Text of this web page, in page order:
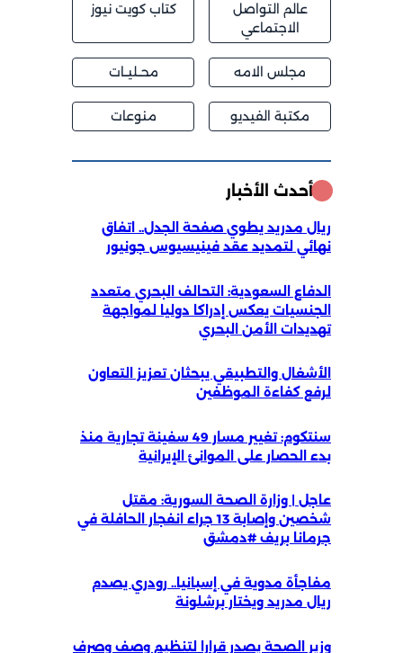
عالم التواصل
الاجتماعي
كتاب كويت نيوز
مجلس الامه محــليــات
مكتبة الفيديو منوعات
أحدث الأخبار
ريال مدريد يطوي صفحة الجدل.. اتفاق
نهائي لتمديد عقد فينيسيوس جونيور
الدفاع السعودية: التحالف البحري متعدد
الجنسيات يعكس إدراكا دوليا لمواجهة
تهديدات الأمن البحري
الأشغال والتطبيقي يبحثان تعزيز التعاون
لرفع كفاءة الموظفين
سنتكوم: تغيير مسار 49 سفينة تجارية منذ
بدء الحصار على الموانئ الإيرانية
عاجل | وزارة الصحة السورية: مقتل
شخصين وإصابة 13 جراء انفجار الحافلة في
جرمانا بريف #دمشق
مفاجأة مدوية في إسبانيا.. رودري يصدم
ريال مدريد ويختار برشلونة
وزير الصحة يصدر قرارا لتنظيم وصف وصرف